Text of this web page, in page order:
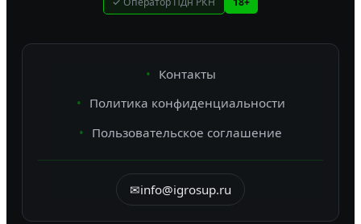
Контакты
Политика конфиденциальности
Пользовательское соглашение
✉info@igrosup.ru